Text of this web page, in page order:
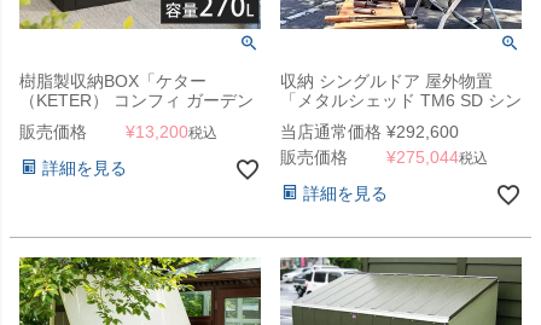
樹脂製収納BOX「ケター
（KETER） コンフィ ガーデン
ボックス（COMFY GARDEN
BOX）」
販売価格 ¥13,200税込
詳細を見る
収納 シングルドア 屋外物置
「メタルシェッド TM6 SD シン
グルドア アペックスルーフ」
当店通常価格 ¥292,600
販売価格
¥275,044税込
詳細を見る